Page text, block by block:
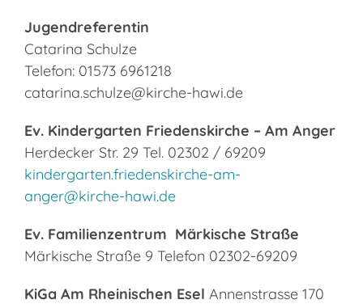
Jugendreferentin
Catarina Schulze
Telefon: 01573 6961218
catarina.schulze@kirche-hawi.de
Ev. Kindergarten Friedenskirche – Am Anger
Herdecker Str. 29 Tel. 02302 / 69209
kindergarten.friedenskirche-am-
anger@kirche-hawi.de
Ev. Familienzentrum Märkische Straße
Märkische Straße 9 Telefon 02302-69209
KiGa Am Rheinischen Esel Annenstrasse 170